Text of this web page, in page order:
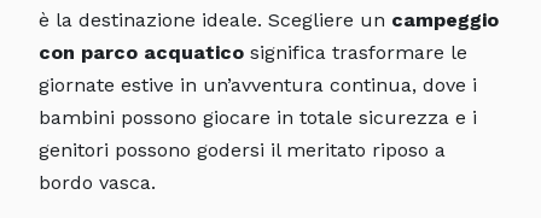
è la destinazione ideale. Scegliere un campeggio
con parco acquatico significa trasformare le
giornate estive in un’avventura continua, dove i
bambini possono giocare in totale sicurezza e i
genitori possono godersi il meritato riposo a
bordo vasca.